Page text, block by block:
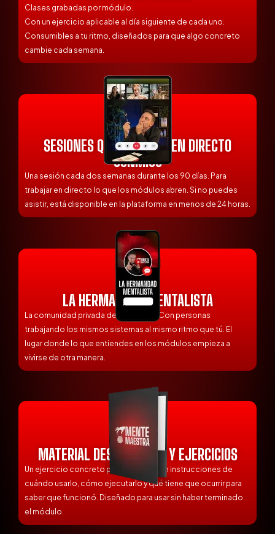
Clases grabadas por módulo.
Con un ejercicio aplicable al día siguiente de cada uno.
Consumibles a tu ritmo, diseñados para que algo concreto
cambie cada semana.
SESIONES QUINCENALES EN DIRECTO
CONMIGO
Una sesión cada dos semanas durante los 90 días. Para
trabajar en directo lo que los módulos abren. Si no puedes
asistir, está disponible en la plataforma en menos de 24 horas.
LA HERMANDAD MENTALISTA
La comunidad privada del programa. Con personas
trabajando los mismos sistemas al mismo ritmo que tú. El
lugar donde lo que entiendes en los módulos empieza a
vivirse de otra manera.
MATERIAL DESCARGABLE Y EJERCICIOS
Un ejercicio concreto por módulo. Con instrucciones de
cuándo usarlo, cómo ejecutarlo y qué tiene que ocurrir para
saber que funcionó. Diseñado para usar sin haber terminado
el módulo.